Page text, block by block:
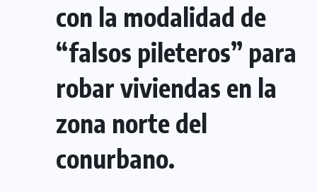
con la modalidad de
“falsos pileteros” para
robar viviendas en la
zona norte del
conurbano.